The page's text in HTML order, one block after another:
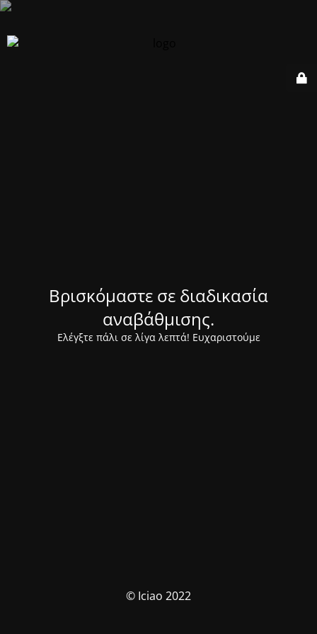
Βρισκόμαστε σε διαδικασία
αναβάθμισης.
Ελέγξτε πάλι σε λίγα λεπτά! Ευχαριστούμε
© Iciao 2022